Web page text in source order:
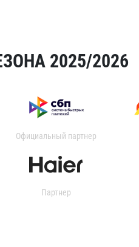
2025/2026
Официальный партнер
Партнер